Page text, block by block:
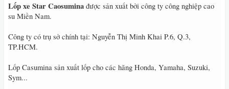
Lốp xe Star Caosumina được sản xuất bởi công ty công nghiệp cao
su Miền Nam.
Công ty có trụ sở chính tại: Nguyễn Thị Minh Khai P.6, Q.3,
TP.HCM.
Lốp Casumina sản xuất lốp cho các hãng Honda, Yamaha, Suzuki,
Sym...